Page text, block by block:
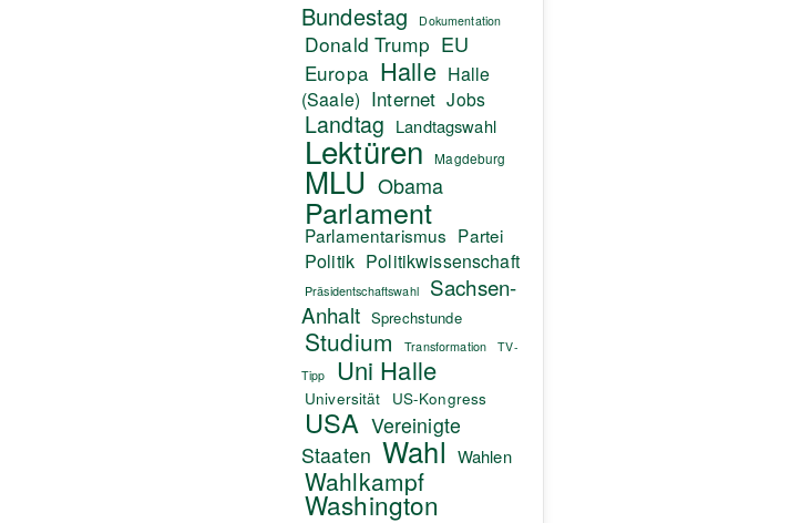
Bundestag
Dokumentation
Donald Trump EU
Europa Halle Halle
(Saale) Internet Jobs
Landtag Landtagswahl
Lektüren Magdeburg
MLU Obama
Parlament
Parlamentarismus Partei
Politik Politikwissenschaft
Präsidentschaftswahl
Sachsen-
Anhalt Sprechstunde
Studium Transformation
TV-
Tipp
Uni Halle
Universität US-Kongress
USA Vereinigte
Staaten Wahl Wahlen
Wahlkampf
Washington